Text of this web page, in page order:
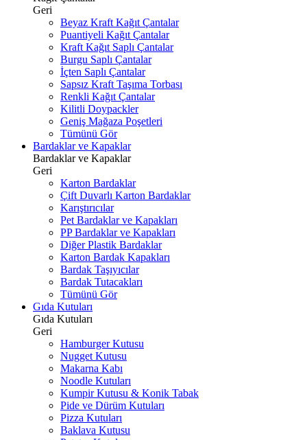
Geri
Beyaz Kraft Kağıt Çantalar
Puantiyeli Kağıt Çantalar
Kraft Kağıt Saplı Çantalar
Burgu Saplı Çantalar
İçten Saplı Çantalar
Sapsız Kraft Taşıma Torbası
Renkli Kağıt Çantalar
Kilitli Doypackler
Geniş Mağaza Poşetleri
Tümünü Gör
Bardaklar ve Kapaklar
Bardaklar ve Kapaklar
Geri
Karton Bardaklar
Çift Duvarlı Karton Bardaklar
Karıştırıcılar
Pet Bardaklar ve Kapakları
PP Bardaklar ve Kapakları
Diğer Plastik Bardaklar
Karton Bardak Kapakları
Bardak Taşıyıcılar
Bardak Tutacakları
Tümünü Gör
Gıda Kutuları
Gıda Kutuları
Geri
Hamburger Kutusu
Nugget Kutusu
Makarna Kabı
Noodle Kutuları
Kumpir Kutusu & Konik Tabak
Pide ve Dürüm Kutuları
Pizza Kutuları
Baklava Kutusu